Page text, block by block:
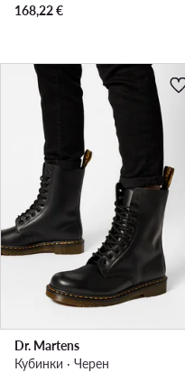
168,22€
Dr. Martens
Кубинки · Черен